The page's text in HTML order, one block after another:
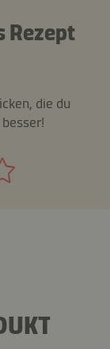
Rezept
die du